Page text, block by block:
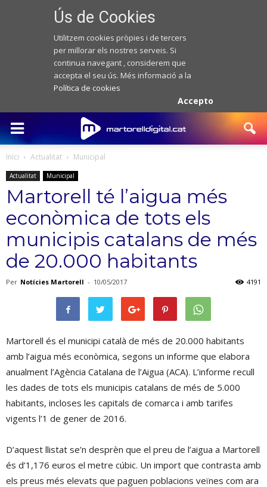
Ús de Cookies
Utilitzem cookies pròpies i de tercers
per millorar els nostres serveis. Si
continua navegant , considerem que
accepta el seu ús. Més informació a la
Política de cookies
Accepto
Inici Actualitat Municipal
Actualitat Municipal
Martorell té l’aigua més
econòmica de tots els
municipis catalans de més
de 20.000 habitants
Per Notícies Martorell - 10/05/2017 4191
Martorell és el municipi català de més de 20.000 habitants
amb l’aigua més econòmica, segons un informe que elabora
anualment l’Agència Catalana de l’Aigua (ACA). L’informe recull
les dades de tots els municipis catalans de més de 5.000
habitants, incloses les capitals de comarca i amb tarifes
vigents l’1 de gener de 2016.
D’aquest llistat se’n desprèn que el preu de l’aigua a Martorell
és d’1,176 euros el metre cúbic. Un import que contrasta amb
els preus més elevats que paguen poblacions veïnes com ara